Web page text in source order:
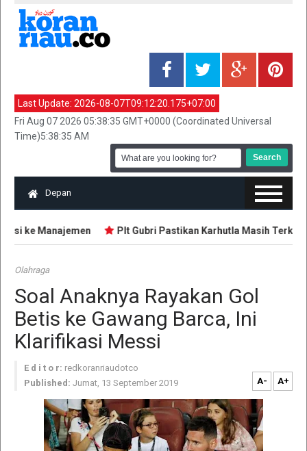
Last Update: 2026-08-07T09:12:20.175+07:00
Fri Aug 07 2026 05:38:35 GMT+0000 (Coordinated Universal
Time)5:38:35 AM
Depan
ke Manajemen Plt Gubri Pastikan Karhutla Masih
Olahraga
Soal Anaknya Rayakan Gol
Betis ke Gawang Barca, Ini
Klarifikasi Messi
E d i t o r: redkoranriaudotco
Published: Jumat, 13 September 2019 A- A+